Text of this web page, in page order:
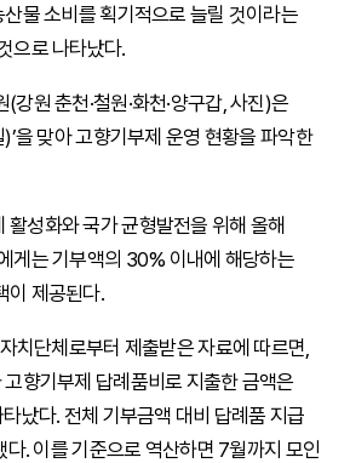
물 소비를 획기적으로 늘릴 것이라는
으로 나타났다.
강원 춘천·철원·화천·양구갑, 사진)은
을 맞아 고향기부제 운영 현황을 파악한
활성화와 국가 균형발전을 위해 올해
게는 기부액의 30% 이내에 해당하는
이 제공된다.
치단체로부터 제출받은 자료에 따르면,
향기부제 답례품비로 지출한 금액은
났다. 전체 기부금액 대비 답례품 지급
다. 이를 기준으로 역산하면 7월까지 모인